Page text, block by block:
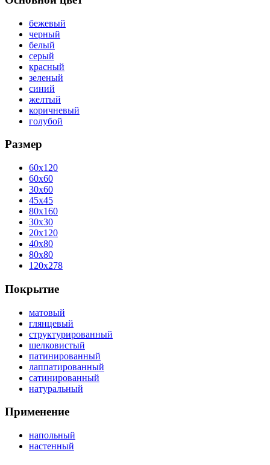
бежевый
черный
белый
серый
красный
зеленый
синий
желтый
коричневый
голубой
Размер
60x120
60x60
30x60
45x45
80x160
30x30
20x120
40x80
80x80
120x278
Покрытие
матовый
глянцевый
структурированный
шелковистый
патинированный
лаппатированный
сатинированный
натуральный
Применение
напольный
настенный